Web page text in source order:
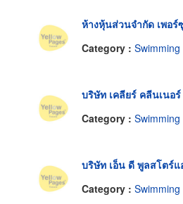
ห้างหุ้นส่วนจำกัด เพอร์
Category : Swimming
บริษัท เคลียร์ คลีนเนอ
Category : Swimming
บริษัท เอ็น ดี พูลสโตร์
Category : Swimming